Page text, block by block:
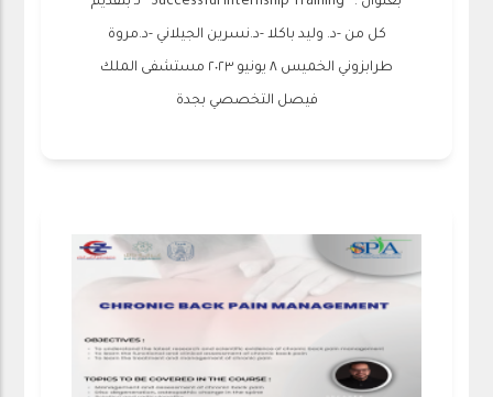
كل من -د. وليد باكلا -د.نسرين الجيلاني -د.مروة
طرابزوني ‏الخميس ‏٨ يونيو ٢٠٢٣ ‏مستشفى الملك
فيصل التخصصي بجدة